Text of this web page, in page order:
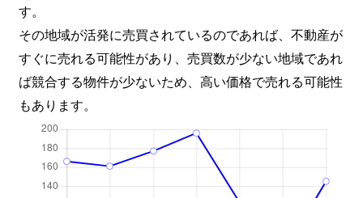
す。
その地域が活発に売買されているのであれば、不動産が
すぐに売れる可能性があり、売買数が少ない地域であれ
ば競合する物件が少ないため、高い価格で売れる可能性
もあります。